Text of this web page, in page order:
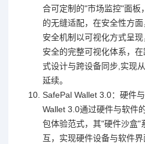
合可定制的"市场监控"面板
的无缝适配，在安全性方
安全机制以可视化方式呈
安全的完整可视化体系，
式设计与跨设备同步,实现
延续。
SafePal Wallet 3.0：硬件
Wallet 3.0通过硬件与软件
包体验范式，其"硬件沙盒"
互，实现硬件设备与软件